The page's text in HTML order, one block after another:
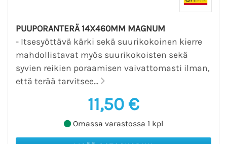
PUUPORANTERÄ 14X460MM MAGNUM
- Itsesyöttävä kärki sekä suurikokoinen kierre
mahdollistavat myös suurikokoisten sekä
syvien reikien poraamisen vaivattomasti ilman,
että terää tarvitsee...
11,50 €
Omassa varastossa 1 kpl